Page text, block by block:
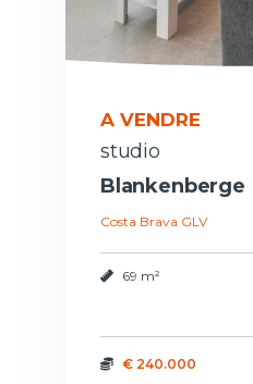
A VENDRE
studio
Blankenberge
Costa Brava GLV
69 m²
€ 240.000